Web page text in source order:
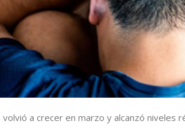
a crecer en marzo y alcanzó niveles